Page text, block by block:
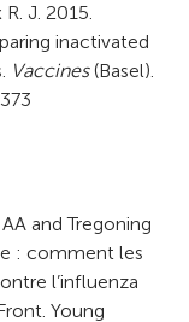
J. 2015.
inactivated
Vaccines(Basel).
and Tregoning
: comment les
l’influenza
Young